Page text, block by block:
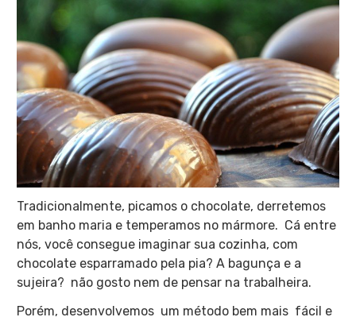
Tradicionalmente, picamos o chocolate, derretemos
em banho maria e temperamos no mármore. Cá entre
nós, você consegue imaginar sua cozinha, com
chocolate esparramado pela pia? A bagunça e a
sujeira? não gosto nem de pensar na trabalheira.
Porém, desenvolvemos um método bem mais fácil e